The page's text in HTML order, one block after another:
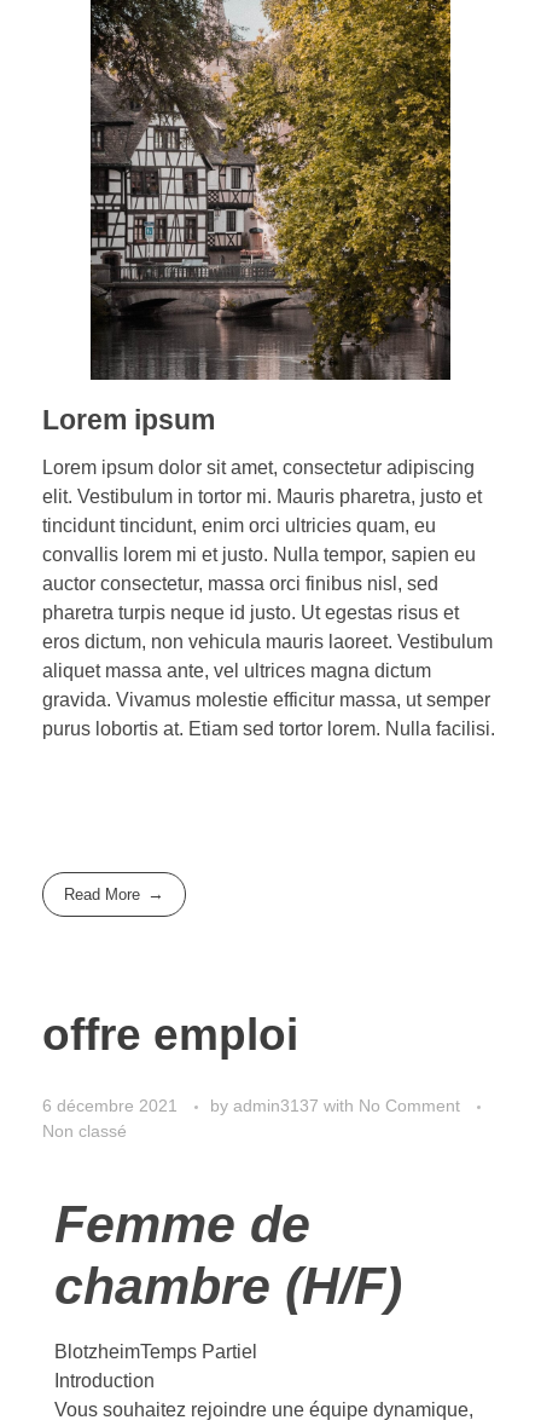
Lorem ipsum
Lorem ipsum dolor sit amet, consectetur adipiscing
elit. Vestibulum in tortor mi. Mauris pharetra, justo et
tincidunt tincidunt, enim orci ultricies quam, eu
convallis lorem mi et justo. Nulla tempor, sapien eu
auctor consectetur, massa orci finibus nisl, sed
pharetra turpis neque id justo. Ut egestas risus et
eros dictum, non vehicula mauris laoreet. Vestibulum
aliquet massa ante, vel ultrices magna dictum
gravida. Vivamus molestie efficitur massa, ut semper
purus lobortis at. Etiam sed tortor lorem. Nulla facilisi.
Read More
offre emploi
6 décembre 2021 by admin3137 with No Comment
Non classé
Femme de
chambre (H/F)
BlotzheimTemps Partiel
Introduction
Vous souhaitez rejoindre une équipe dynamique,